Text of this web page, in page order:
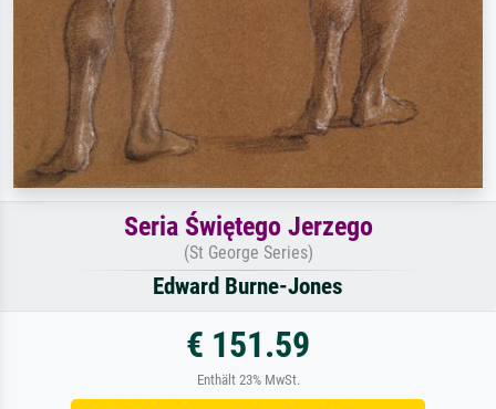
Seria Świętego Jerzego
(St George Series)
Edward Burne-Jones
€ 151.59
Enthält 23% MwSt.